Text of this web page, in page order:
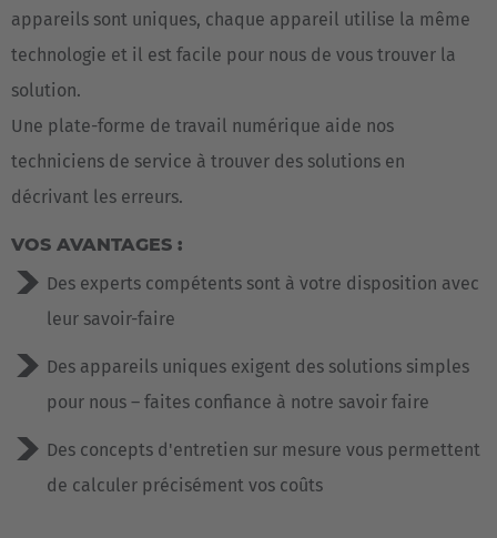
appareils sont uniques, chaque appareil utilise la même
technologie et il est facile pour nous de vous trouver la
solution.
Une plate-forme de travail numérique aide nos
techniciens de service à trouver des solutions en
décrivant les erreurs.
VOS AVANTAGES :
Des experts compétents sont à votre disposition avec
leur savoir-faire
Des appareils uniques exigent des solutions simples
pour nous – faites confiance à notre savoir faire
Des concepts d'entretien sur mesure vous permettent
de calculer précisément vos coûts